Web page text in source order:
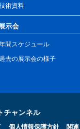
術資料
展示会
間スケジュール
去の展示会の様子
チャンネル
個人情報保護方針 関